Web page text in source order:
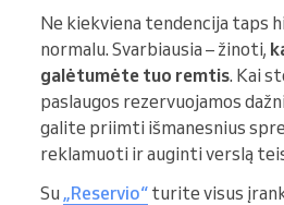
Ne kiekviena tendencija taps
normalu. Svarbiausia – žinoti,
galėtumėte tuo remtis. Kai
paslaugos rezervuojamos
galite priimti išmanesnius
reklamuoti ir auginti verslą
Su „Reservio“ turite visus